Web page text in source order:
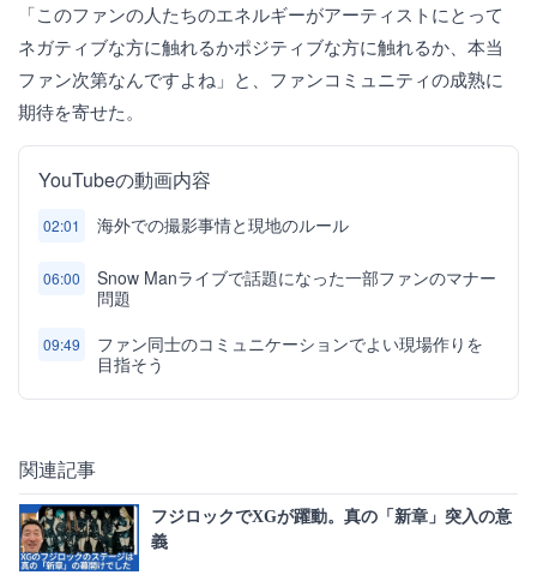
「このファンの人たちのエネルギーがアーティストにとって
ネガティブな方に触れるかポジティブな方に触れるか、本当
ファン次第なんですよね」と、ファンコミュニティの成熟に
期待を寄せた。
YouTubeの動画内容
02:01 海外での撮影事情と現地のルール
06:00
Snow Manライブで話題になった一部ファンのマナー
問題
09:49
ファン同士のコミュニケーションでよい現場作りを
目指そう
関連記事
フジロックでXGが躍動。真の「新章」突入の意
義